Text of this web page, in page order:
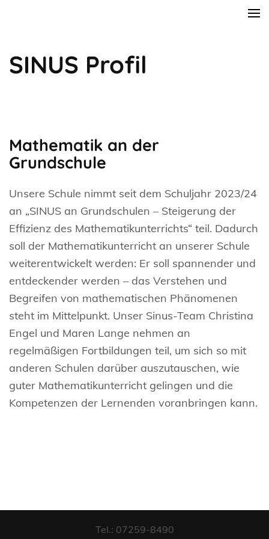
(Enter
drücken)
SINUS Profil
Mathematik an der
Grundschule
Unsere Schule nimmt seit dem Schuljahr 2023/24
an „SINUS an Grundschulen – Steigerung der
Effizienz des Mathematikunterrichts“ teil. Dadurch
soll der Mathematikunterricht an unserer Schule
weiterentwickelt werden: Er soll spannender und
entdeckender werden – das Verstehen und
Begreifen von mathematischen Phänomenen
steht im Mittelpunkt. Unser Sinus-Team Christina
Engel und Maren Lange nehmen an
regelmäßigen Fortbildungen teil, um sich so mit
anderen Schulen darüber auszutauschen, wie
guter Mathematikunterricht gelingen und die
Kompetenzen der Lernenden voranbringen kann.
Tel.: 07259-8490